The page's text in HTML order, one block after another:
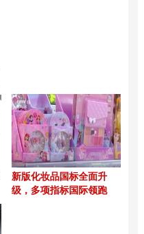
新版化妆品国标全面升
级，多项指标国际领跑